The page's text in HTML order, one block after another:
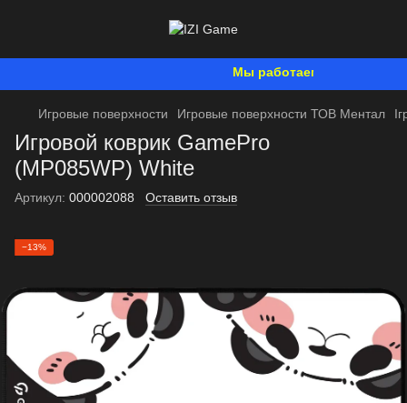
Мы работаем. Все будет
Игровые поверхности Игровые поверхности ТОВ Ментал
Игровой коврик GamePro
(MP085WP) White
Артикул: 000002088 Оставить отзыв
−13%